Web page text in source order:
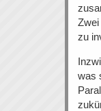
zu
was